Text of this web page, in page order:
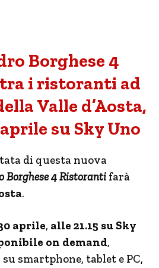
Borghese 4
i ristoranti ad
Valle d’Aosta,
su Sky Uno
di questa nuova
Borghese 4 Ristoranti farà
.
aprile, alle 21.15 su Sky
on demand,
su smartphone, tablet e PC,